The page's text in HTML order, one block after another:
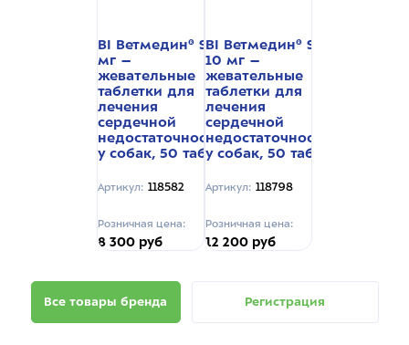
Все товары бренда Регистрация
BI Ветмедин® S 5
мг –
жевательные
таблетки для
лечения
сердечной
недостаточности
у собак, 50 таб.
Артикул: 118582
Розничная цена:
8 300 руб
BI Ветмедин® S
10 мг –
жевательные
таблетки для
лечения
сердечной
недостаточности
у собак, 50 таб.
Артикул: 118798
Розничная цена:
12 200 руб